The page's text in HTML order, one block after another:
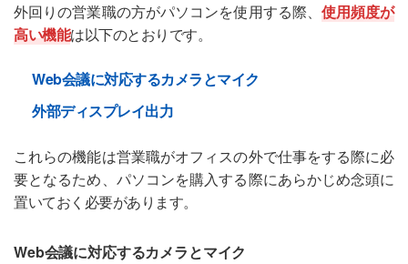
外回りの営業職の方がパソコンを使用する際、使用頻度が
高い機能は以下のとおりです。
Web会議に対応するカメラとマイク
外部ディスプレイ出力
これらの機能は営業職がオフィスの外で仕事をする際に必
要となるため、パソコンを購入する際にあらかじめ念頭に
置いておく必要があります。
Web会議に対応するカメラとマイク